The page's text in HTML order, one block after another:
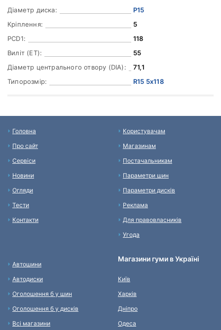
Діаметр диска:
Р15
Кріплення:
5
PCD1:
118
Виліт (ET):
55
Діаметр центрального отвору (DIA):
71,1
Типорозмір:
R15 5x118
Головна
Про сайт
Сервіси
Новини
Огляди
Тести
Контакти
Користувачам
Магазинам
Постачальникам
Параметри шин
Параметри дисків
Реклама
Для правовласників
Угода
Автошини
Автодиски
Оголошення б у шин
Оголошення б у дисків
Всі магазини
Магазини гуми в Україні
Київ
Харків
Дніпро
Одеса